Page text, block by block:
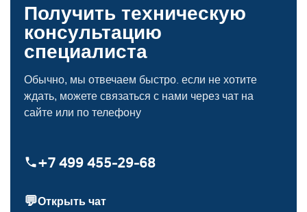
Получить техническую
консультацию
специалиста
Обычно, мы отвечаем быстро. если не хотите
ждать, можете связаться с нами через чат на
сайте или по телефону
+7 499 455‑29‑68
💬Открыть чат